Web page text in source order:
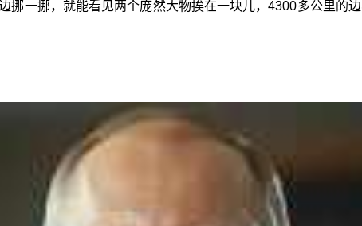
挪一挪，就能看见两个庞然大物挨在一块儿，4300多公里的